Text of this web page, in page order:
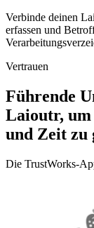
Verbinde deinen
erfassen und
Vertrauen
Führende
Laioutr, um
und Zeit zu
Die TrustWorks-